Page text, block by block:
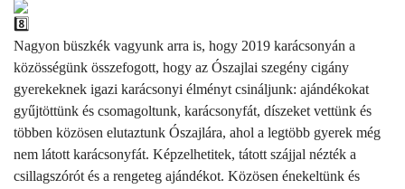
Nagyon büszkék vagyunk arra is, hogy 2019 karácsonyán a
közösségünk összefogott, hogy az Ószajlai szegény cigány
gyerekeknek igazi karácsonyi élményt csináljunk: ajándékokat
gyűjtöttünk és csomagoltunk, karácsonyfát, díszeket vettünk és
többen közösen elutaztunk Ószajlára, ahol a legtöbb gyerek még
nem látott karácsonyfát. Képzelhetitek, tátott szájjal nézték a
csillagszórót és a rengeteg ajándékot. Közösen énekeltünk és